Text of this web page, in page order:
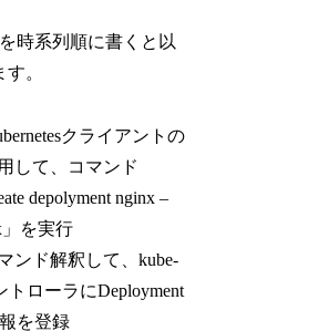
時系列順に書くと以
。
クライアントの
して、コマンド
depolyment nginx –
」を実行
ンド解釈して、kube-
トローラにDeployment
を登録